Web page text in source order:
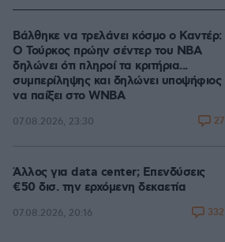
Βάλθηκε να τρελάνει κόσμο ο Καντέρ:
Ο Τούρκος πρώην σέντερ του NBA
δηλώνει ότι πληροί τα κριτήρια...
συμπερίληψης και δηλώνει υποψήφιος
να παίξει στο WNBA
07.08.2026, 23:30 27
Άλλος για data center; Επενδύσεις
€50 δισ. την ερχόμενη δεκαετία
07.08.2026, 20:16 332